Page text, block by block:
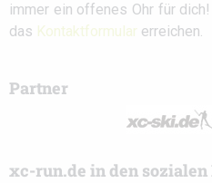
immer ein offenes Ohr für
das Kontaktformular erreichen.
Partner
xc-run.de in den